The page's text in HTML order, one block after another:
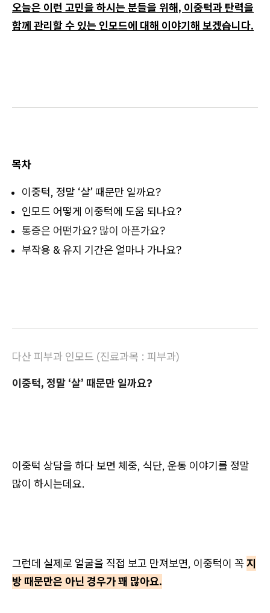
오늘은 이런 고민을 하시는 분들을 위해, 이중턱과 탄력을
함께 관리할 수 있는 인모드에 대해 이야기해 보겠습니다.
목차
이중턱, 정말 ‘살’ 때문만 일까요?
인모드 어떻게 이중턱에 도움 되나요?
통증은 어떤가요? 많이 아픈가요?
부작용 & 유지 기간은 얼마나 가나요?
다산 피부과 인모드 (진료과목 : 피부과)
이중턱, 정말 ‘살’ 때문만 일까요?
이중턱 상담을 하다 보면 체중, 식단, 운동 이야기를 정말
많이 하시는데요.
그런데 실제로 얼굴을 직접 보고 만져보면, 이중턱이 꼭지
방 때문만은 아닌 경우가 꽤 많아요.